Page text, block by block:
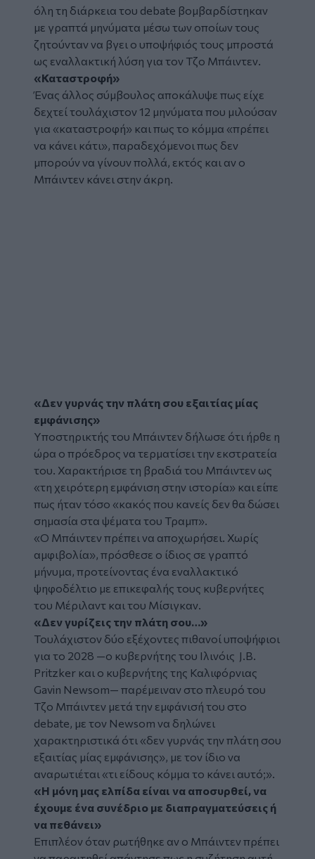
όλη τη διάρκεια του debate βομβαρδίστηκαν
με γραπτά μηνύματα μέσω των οποίων τους
ζητούνταν να βγει ο υποψήφιός τους μπροστά
ως εναλλακτική λύση για τον Τζο Μπάιντεν.
«Καταστροφή»
Ένας άλλος σύμβουλος αποκάλυψε πως είχε
δεχτεί τουλάχιστον 12 μηνύματα που μιλούσαν
για «καταστροφή» και πως το κόμμα «πρέπει
να κάνει κάτι», παραδεχόμενοι πως δεν
μπορούν να γίνουν πολλά, εκτός και αν ο
Μπάιντεν κάνει στην άκρη.
«Δεν γυρνάς την πλάτη σου εξαιτίας μίας
εμφάνισης»
Υποστηρικτής του Μπάιντεν δήλωσε ότι ήρθε η
ώρα ο πρόεδρος να τερματίσει την εκστρατεία
του. Χαρακτήρισε τη βραδιά του Μπάιντεν ως
«τη χειρότερη εμφάνιση στην ιστορία» και είπε
πως ήταν τόσο «κακός που κανείς δεν θα δώσει
σημασία στα ψέματα του Τραμπ».
«Ο Μπάιντεν πρέπει να αποχωρήσει. Χωρίς
αμφιβολία», πρόσθεσε ο ίδιος σε γραπτό
μήνυμα, προτείνοντας ένα εναλλακτικό
ψηφοδέλτιο με επικεφαλής τους κυβερνήτες
του Μέριλαντ και του Μίσιγκαν.
«Δεν γυρίζεις την πλάτη σου…»
Τουλάχιστον δύο εξέχοντες πιθανοί υποψήφιοι
για το 2028 —ο κυβερνήτης του Ιλινόις J.B.
Pritzker και ο κυβερνήτης της Καλιφόρνιας
Gavin Newsom— παρέμειναν στο πλευρό του
Τζο Μπάιντεν μετά την εμφάνισή του στο
debate, με τον Newsom να δηλώνει
χαρακτηριστικά ότι «δεν γυρνάς την πλάτη σου
εξαιτίας μίας εμφάνισης», με τον ίδιο να
αναρωτιέται «τι είδους κόμμα το κάνει αυτό;».
«Η μόνη μας ελπίδα είναι να αποσυρθεί, να
έχουμε ένα συνέδριο με διαπραγματεύσεις ή
να πεθάνει»
Επιπλέον όταν ρωτήθηκε αν ο Μπάιντεν πρέπει